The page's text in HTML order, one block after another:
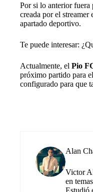
Por si lo anterior fuera
creada por el streamer
apartado deportivo.
Te puede interesar:
Actualmente, el Pio
próximo partido para
configurado para que
Alan
Victor
en
Estudió